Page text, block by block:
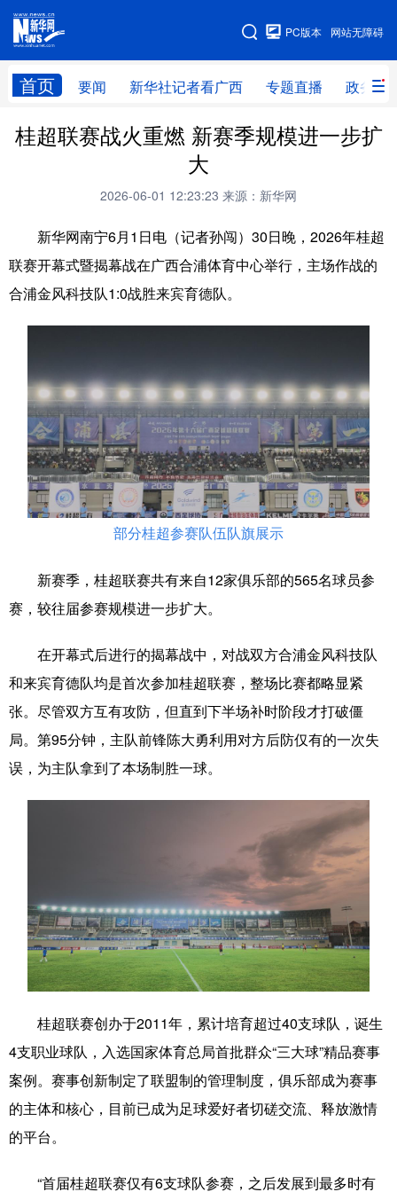
网站无障碍
PC版本
首页 要闻 新华社记者看广西 专题直播 政务信
网站地图
广西频道
新华网导航
台湾 思客智库 全球连线 教育
科技 科普 体育 文化
健康 军事 访谈 视频
图片 中央文件 金融 汽车
人居 信息化
溯源中国 城市 旅游 能源
会展 彩票
悦读 公益 书画 一带一路
亚太网 上市公司 文化产业
地方频道
江苏
福建 江西
山东 河南 湖北 湖南
广东 广西 海南 重庆
四川 贵州 云南 西藏
陕西 甘肃 青海 宁夏
新疆 内蒙古 黑龙江
多语种频道
桂超联赛战火重燃 新赛季规模进一步扩
大
2026-06-01 12:23:23 来源：新华网
新华网南宁6月1日电（记者孙闯）30日晚，2026年桂超
联赛开幕式暨揭幕战在广西合浦体育中心举行，主场作战的
合浦金风科技队1:0战胜来宾育德队。
部分桂超参赛队伍队旗展示
新赛季，桂超联赛共有来自12家俱乐部的565名球员参
赛，较往届参赛规模进一步扩大。
在开幕式后进行的揭幕战中，对战双方合浦金风科技队
和来宾育德队均是首次参加桂超联赛，整场比赛都略显紧
张。尽管双方互有攻防，但直到下半场补时阶段才打破僵
局。第95分钟，主队前锋陈大勇利用对方后防仅有的一次失
误，为主队拿到了本场制胜一球。
桂超联赛创办于2011年，累计培育超过40支球队，诞生
4支职业球队，入选国家体育总局首批群众“三大球”精品赛事
案例。赛事创新制定了联盟制的管理制度，俱乐部成为赛事
的主体和核心，目前已成为足球爱好者切磋交流、释放激情
的平台。
“首届桂超联赛仅有6支球队参赛，之后发展到最多时有